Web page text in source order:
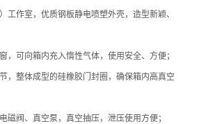
工作室，优质钢板静电喷塑外壳，造型新颖、
，可向箱内充入惰性气体，使用安全、方便；
，整体成型的硅橡胶门封圈，确保箱内高真空
磁阀、真空泵，真空抽压，泄压使用方便；